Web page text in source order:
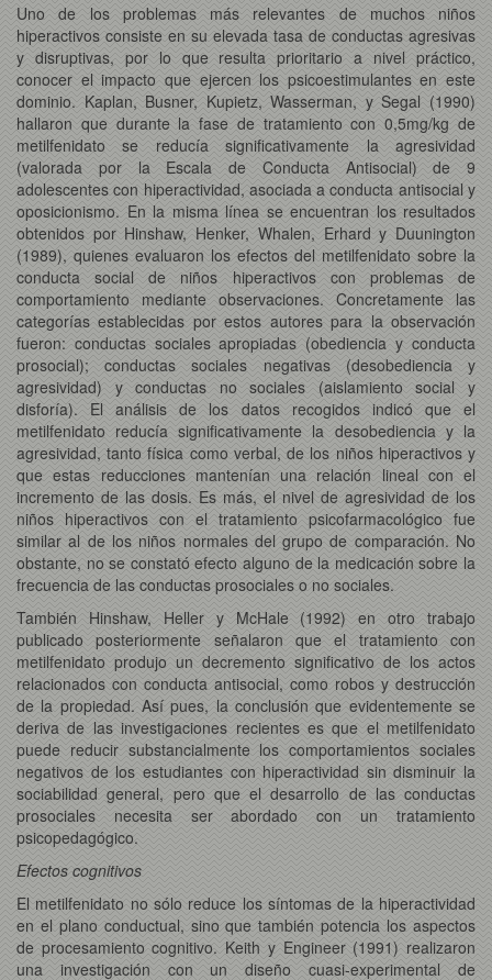
Uno de los problemas más relevantes de muchos niños
hiperactivos consiste en su elevada tasa de conductas agresivas
y disruptivas, por lo que resulta prioritario a nivel práctico,
conocer el impacto que ejercen los psicoestimulantes en este
dominio. Kaplan, Busner, Kupietz, Wasserman, y Segal (1990)
hallaron que durante la fase de tratamiento con 0,5mg/kg de
metilfenidato se reducía significativamente la agresividad
(valorada por la Escala de Conducta Antisocial) de 9
adolescentes con hiperactividad, asociada a conducta antisocial y
oposicionismo. En la misma línea se encuentran los resultados
obtenidos por Hinshaw, Henker, Whalen, Erhard y Duunington
(1989), quienes evaluaron los efectos del metilfenidato sobre la
conducta social de niños hiperactivos con problemas de
comportamiento mediante observaciones. Concretamente las
categorías establecidas por estos autores para la observación
fueron: conductas sociales apropiadas (obediencia y conducta
prosocial); conductas sociales negativas (desobediencia y
agresividad) y conductas no sociales (aislamiento social y
disforía). El análisis de los datos recogidos indicó que el
metilfenidato reducía significativamente la desobediencia y la
agresividad, tanto física como verbal, de los niños hiperactivos y
que estas reducciones mantenían una relación lineal con el
incremento de las dosis. Es más, el nivel de agresividad de los
niños hiperactivos con el tratamiento psicofarmacológico fue
similar al de los niños normales del grupo de comparación. No
obstante, no se constató efecto alguno de la medicación sobre la
frecuencia de las conductas prosociales o no sociales.
También Hinshaw, Heller y McHale (1992) en otro trabajo
publicado posteriormente señalaron que el tratamiento con
metilfenidato produjo un decremento significativo de los actos
relacionados con conducta antisocial, como robos y destrucción
de la propiedad. Así pues, la conclusión que evidentemente se
deriva de las investigaciones recientes es que el metilfenidato
puede reducir substancialmente los comportamientos sociales
negativos de los estudiantes con hiperactividad sin disminuir la
sociabilidad general, pero que el desarrollo de las conductas
prosociales necesita ser abordado con un tratamiento
psicopedagógico.
Efectos cognitivos
El metilfenidato no sólo reduce los síntomas de la hiperactividad
en el plano conductual, sino que también potencia los aspectos
de procesamiento cognitivo. Keith y Engineer (1991) realizaron
una investigación con un diseño cuasi-experimental de